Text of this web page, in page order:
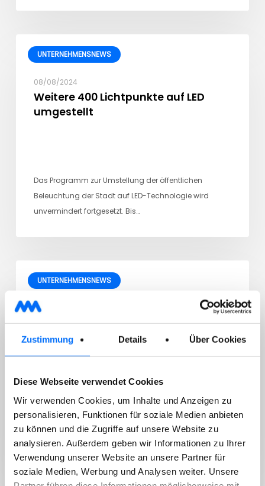
Zustimmung Details Über Cookies
Diese Webseite verwendet Cookies
Wir verwenden Cookies, um Inhalte und Anzeigen zu
personalisieren, Funktionen für soziale Medien anbieten
zu können und die Zugriffe auf unsere Website zu
analysieren. Außerdem geben wir Informationen zu Ihrer
Verwendung unserer Website an unsere Partner für
soziale Medien, Werbung und Analysen weiter. Unsere
UNTERNEHMENSNEWS
08/08/2024
Weitere 400 Lichtpunkte auf LED
umgestellt
Das Programm zur Umstellung der öffentlichen
Beleuchtung der Stadt auf LED-Technologie wird
unvermindert fortgesetzt. Bis…
UNTERNEHMENSNEWS
22/03/2024
Meran sammelt fleißig
Die Bürger:innen von Meran haben 2023 insgesamt
17.713 Tonnen (-3,6%) an Müll produziert. Das sind…